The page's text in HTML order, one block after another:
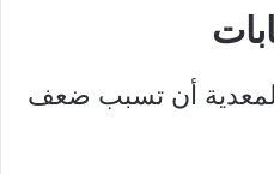
أن تسبب ضعف